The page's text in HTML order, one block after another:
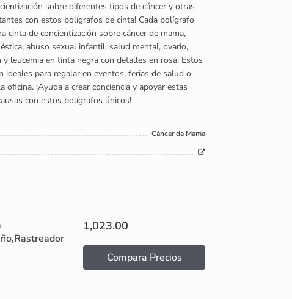
sobre diferentes tipos de cáncer y otras
con estos bolígrafos de cinta! Cada bolígrafo
cinta de concientización sobre cáncer de mama,
abuso sexual infantil, salud mental, ovario,
y leucemia en tinta negra con detalles en rosa. Estos
ideales para regalar en eventos, ferias de salud o
oficina. ¡Ayuda a crear conciencia y apoyar estas
con estos bolígrafos únicos!
Cáncer de Mama
1,023.00
Compara Precios